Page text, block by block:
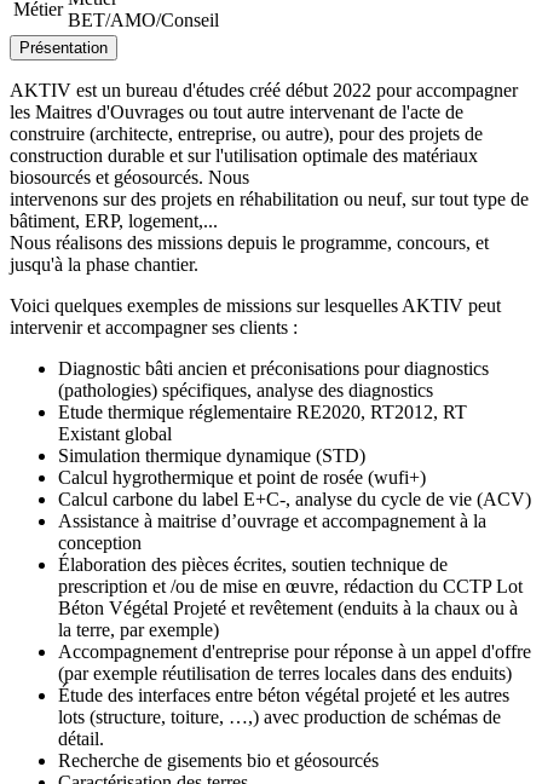
Métier
BET/AMO/Conseil
Présentation
AKTIV est un bureau d'études créé début 2022 pour accompagner
les Maitres d'Ouvrages ou tout autre intervenant de l'acte de
construire (architecte, entreprise, ou autre), pour des projets de
construction durable et sur l'utilisation optimale des matériaux
biosourcés et géosourcés. Nous
intervenons sur des projets en réhabilitation ou neuf, sur tout type de
bâtiment, ERP, logement,...
Nous réalisons des missions depuis le programme, concours, et
jusqu'à la phase chantier.
Voici quelques exemples de missions sur lesquelles AKTIV peut
intervenir et accompagner ses clients :
Diagnostic bâti ancien et préconisations pour diagnostics
(pathologies) spécifiques, analyse des diagnostics
Etude thermique réglementaire RE2020, RT2012, RT
Existant global
Simulation thermique dynamique (STD)
Calcul hygrothermique et point de rosée (wufi+)
Calcul carbone du label E+C-, analyse du cycle de vie (ACV)
Assistance à maitrise d’ouvrage et accompagnement à la
conception
Élaboration des pièces écrites, soutien technique de
prescription et /ou de mise en œuvre, rédaction du CCTP Lot
Béton Végétal Projeté et revêtement (enduits à la chaux ou à
la terre, par exemple)
Accompagnement d'entreprise pour réponse à un appel d'offre
(par exemple réutilisation de terres locales dans des enduits)
Étude des interfaces entre béton végétal projeté et les autres
lots (structure, toiture, …,) avec production de schémas de
détail.
Recherche de gisements bio et géosourcés